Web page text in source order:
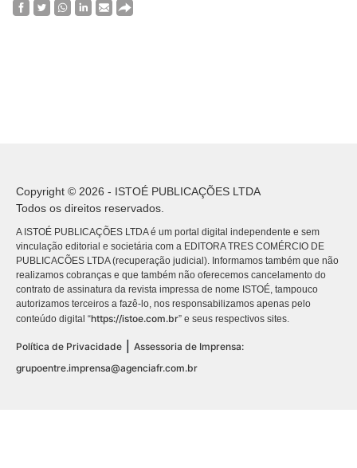
Copyright © 2026 - ISTOÉ PUBLICAÇÕES LTDA
Todos os direitos reservados.
A ISTOÉ PUBLICAÇÕES LTDA é um portal digital independente e sem
vinculação editorial e societária com a EDITORA TRES COMÉRCIO DE
PUBLICACÕES LTDA (recuperação judicial). Informamos também que não
realizamos cobranças e que também não oferecemos cancelamento do
contrato de assinatura da revista impressa de nome ISTOÉ, tampouco
autorizamos terceiros a fazê-lo, nos responsabilizamos apenas pelo
conteúdo digital “https://istoe.com.br” e seus respectivos sites.
Política de Privacidade | Assessoria de Imprensa:
grupoentre.imprensa@agenciafr.com.br